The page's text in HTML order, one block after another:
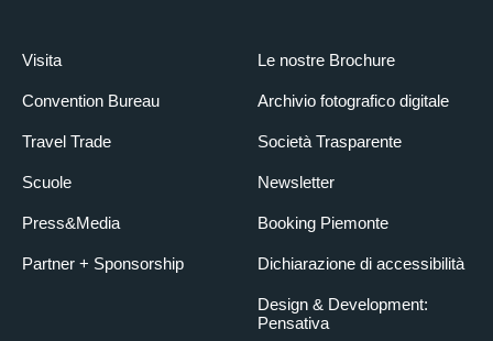
Visita
Convention Bureau
Travel Trade
Scuole
Press&Media
Partner + Sponsorship
Le nostre Brochure
Archivio fotografico digitale
Società Trasparente
Newsletter
Booking Piemonte
Dichiarazione di accessibilità
Design & Development:
Pensativa